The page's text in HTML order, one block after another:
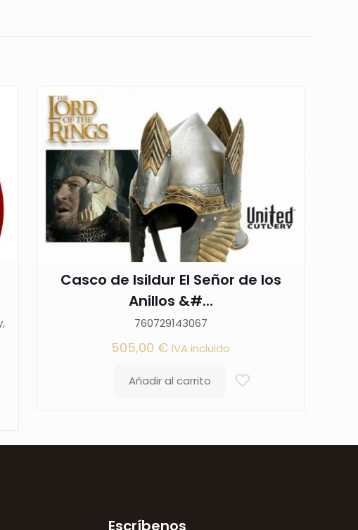
Casco de Isildur El Señor de los
Anillos &#...
760729143067
505,00 € IVA incluido
Añadir al carrito
Escríbenos